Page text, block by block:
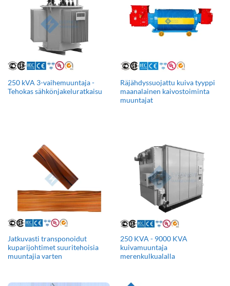
250 kVA 3-vaihemuuntaja -
Tehokas sähkönjakeluratkaisu
Räjähdyssuojattu kuiva tyyppi
maanalainen kaivostoiminta
muuntajat
Jatkuvasti transponoidut
kuparijohtimet suuritehoisia
muuntajia varten
250 KVA - 9000 KVA
kuivamuuntaja
merenkulkualalla